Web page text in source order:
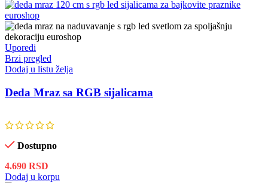
Uporedi
Brzi pregled
Dodaj u listu želja
Deda Mraz sa RGB sijalicama
Dostupno
4.690 RSD
Dodaj u korpu